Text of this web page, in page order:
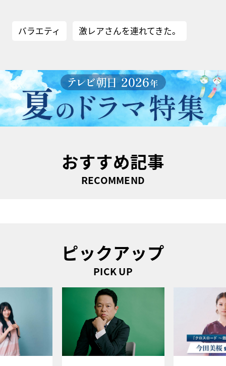
バラエティ 激レアさんを連れてきた。
おすすめ記事
RECOMMEND
ピックアップ
PICK UP